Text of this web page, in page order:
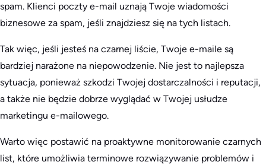
spam. Klienci poczty e-mail uznają Twoje wiadomości
biznesowe za spam, jeśli znajdziesz się na tych listach.
Tak więc, jeśli jesteś na czarnej liście, Twoje e-maile są
bardziej narażone na niepowodzenie. Nie jest to najlepsza
sytuacja, ponieważ szkodzi Twojej dostarczalności i reputacji,
a także nie będzie dobrze wyglądać w Twojej usłudze
marketingu e-mailowego.
Warto więc postawić na proaktywne monitorowanie czarnych
list, które umożliwia terminowe rozwiązywanie problemów i